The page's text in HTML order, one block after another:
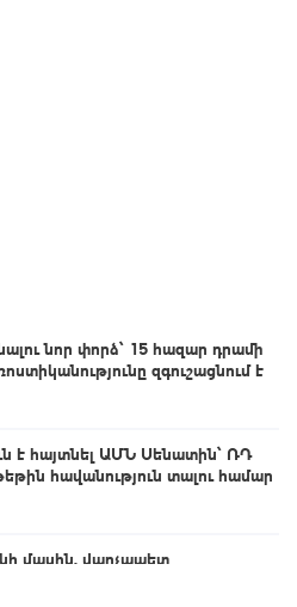
նոր փորձ՝ 15 հազար դրամի
զգուշացնում է
է հայտնել ԱՄՆ Սենատին՝ ՌԴ
հավանություն տալու համար
մասին. վարչապետ